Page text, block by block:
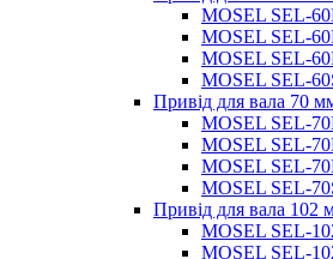
MOSEL SEL-
MOSEL SEL-
MOSEL SEL-
MOSEL SEL-
Привід для вала 70
MOSEL SEL-
MOSEL SEL-
MOSEL SEL-
MOSEL SEL-
Привід для вала 102
MOSEL SEL-
MOSEL SEL-